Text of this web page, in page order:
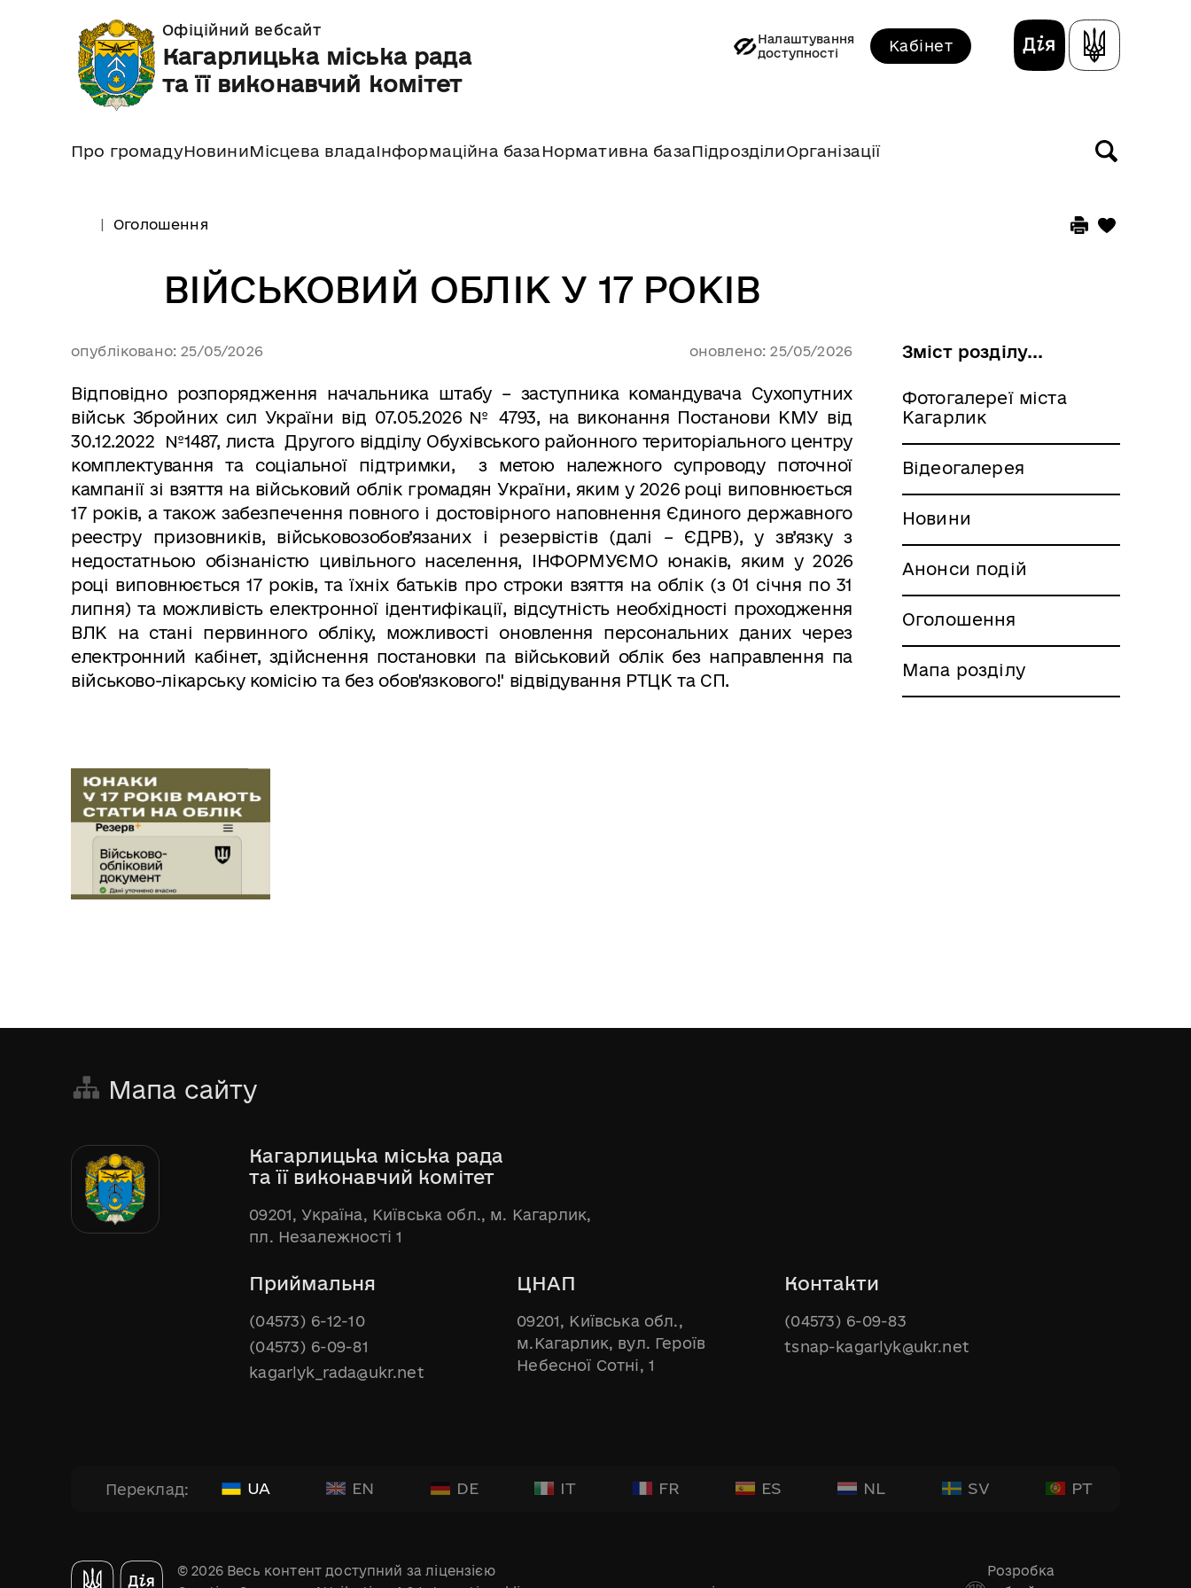
Офіційний вебсайт
Кагарлицька міська рада
та її виконавчий комітет
Налаштування
доступності
Кабінет
Про громадуНовиниМісцева владаІнформаційна база Нормативна базаПідрозділиОрганізації
Оголошення
ВІЙСЬКОВИЙ ОБЛІК У 17 РОКІВ
опубліковано: 25/05/2026 оновлено: 25/05/2026
Відповідно розпорядження начальника штабу – заступника командувача Сухопутних
військ Збройних сил України від 07.05.2026 № 4793, на виконання Постанови КМУ від
30.12.2022
№1487, листа Другого відділу Обухівського районного територіального центру
комплектування тасоціальної підтримки,
з метою належного супроводу поточної
кампанії зі взяття на військовий облік громадян України, яким у 2026 році виповнюється
17 років, а також забезпечення повного і достовірного наповнення Єдиного державного
реестру призовників, військовозобов’язаних і резервістів (далі – ЄДРВ), у зв’язкуз
недостатньою обізнаністю цивільного населення, ІНФОРМУЄМО юнаків, яким у 2026
році виповнюється 17 років,та їхніх батьків простроки взяття на облік (з 01 січня по 31
липня)та можливість електронної ідентифікації, відсутність необхідності проходження
ВЛК на стані первинного обліку, можливості оновлення персональних даних через
електронний кабінет, здійснення постановки па військовий облік без направлення па
військово-лікарську комісію та без обов'язкового!' відвідування РТЦК та СП.
Зміст розділу...
Фотогалереї міста
Кагарлик
Відеогалерея
Новини
Анонси подій
Оголошення
Мапа розділу
Мапа сайту
Кагарлицька міська рада
та її виконавчий комітет
09201, Україна, Київська обл., м. Кагарлик,
пл. Незалежності 1
Приймальня
(04573) 6-12-10
(04573) 6-09-81
kagarlyk_rada@ukr.net
ЦНАП
09201, Київська обл.,
м.Кагарлик, вул. Героїв
Небесної Сотні, 1
Контакти
(04573) 6-09-83
tsnap-kagarlyk@ukr.net
Переклад: UA EN DE IT FR ES NL SV PT
© 2026 Весь контент доступний за ліцензією
Розробка